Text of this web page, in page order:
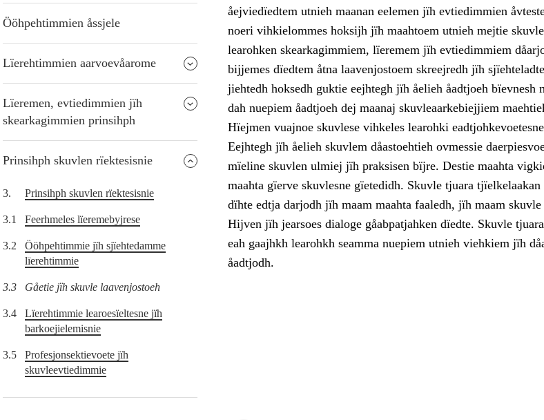
Ööhpehtimmien åssjele
Lïerehtimmien aarvoevåarome
Lïeremen, evtiedimmien jïh
skearkagimmien prinsihph
Prinsihph skuvlen rïektesisnie
3. Prinsihph skuvlen rïektesisnie
3.1 Feerhmeles lïeremebyjrese
3.2
Ööhpehtimmie jïh sjïehtedamme
lïerehtimmie
3.3 Gåetie jïh skuvle laavenjostoeh
3.4
Lïerehtimmie learoesïeltesne jïh
barkoejielemisnie
3.5
Profesjonsektievoete jïh
skuvleevtiedimmie
åejviedïedtem utnieh maanan eelemen jïh evtiedimmien
noeri vihkielommes hoksijh jïh maahtoem utnieh mejtie skuvle
learohken skearkagimmiem, lïeremem jïh evtiedimmiem
bijjemes dïedtem åtna laavenjostoem skreejredh jïh
jiehtedh hoksedh guktie eejhtegh jïh åelieh åadtjoeh bïevnesh
dah nuepiem åadtjoeh dej maanaj skuvleaarkebiejjiem
Hïejmen vuajnoe skuvlese vihkeles learohki
Eejhtegh jïh åelieh skuvlem dåastoehtieh ovmessie
mïeline skuvlen ulmiej jïh praksisen bïjre. Destie maahta
maahta gïerve skuvlesne gïetedidh. Skuvle tjuara
dïhte edtja darjodh jïh maam maahta faaledh, jïh maam
Hijven jïh jearsoes dialoge gåabpatjahken dïedte. Skuvle
eah gaajhkh learohkh seamma nuepiem utnieh viehkiem jïh
åadtjodh.